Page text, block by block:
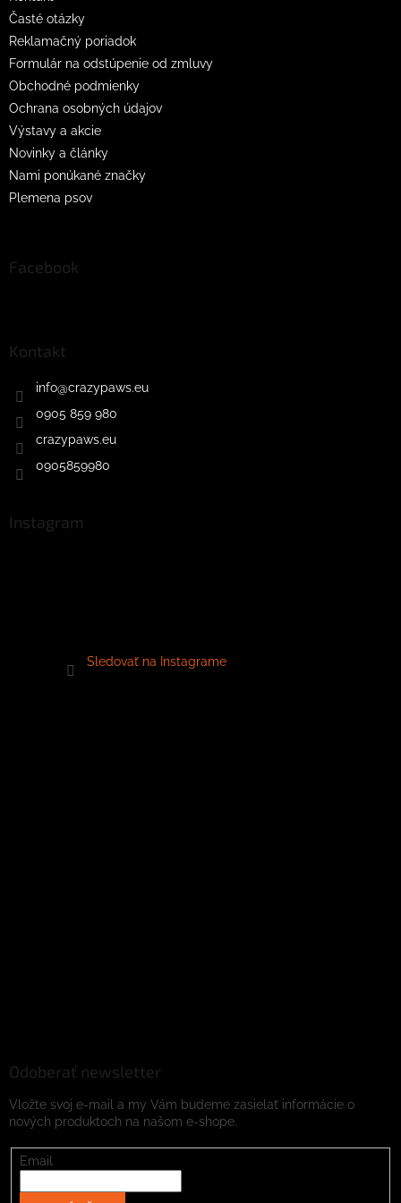
Časté otázky
Reklamačný poriadok
Formulár na odstúpenie od zmluvy
Obchodné podmienky
Ochrana osobných údajov
Výstavy a akcie
Novinky a články
Nami ponúkané značky
Plemena psov
Facebook
Kontakt
info@crazypaws.eu
0905 859 980
crazypaws.eu
0905859980
Instagram
Sledovať na Instagrame
Odoberať newsletter
Vložte svoj e-mail a my Vám budeme zasielať informácie o
nových produktoch na našom e-shope.
Email